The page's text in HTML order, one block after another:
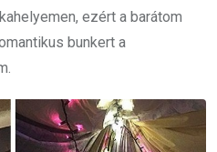
ezért a barátom
bunkert a